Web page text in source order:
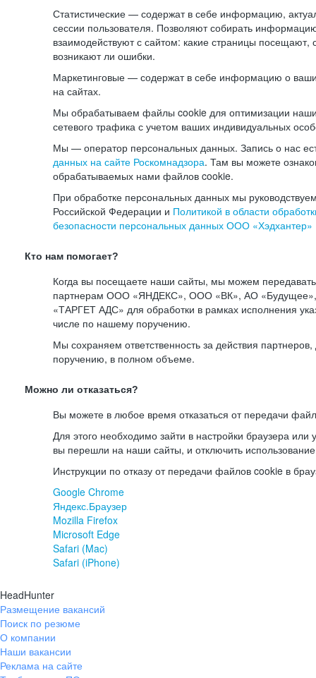
Статистические — содержат в себе информацию,
сессии пользователя. Позволяют собирать
взаимодействуют с сайтом: какие страницы посещают,
возникают ли ошибки.
Маркетинговые — содержат в себе информацию о
на сайтах.
Мы обрабатываем файлы cookie для оптимизации
сетевого трафика с учетом ваших индивидуальных
Мы — оператор персональных данных. Запись о нас
данных на сайте Роскомнадзора. Там вы можете
обрабатываемых нами файлов cookie.
При обработке персональных данных мы
Российской Федерации и Политикой в области
безопасности персональных данных ООО «Хэдхантер»
Кто нам помогает?
Когда вы посещаете наши сайты, мы можем
партнерам ООО «ЯНДЕКС», ООО «ВК», АО
«ТАРГЕТ АДС» для обработки в рамках исполнения
числе по нашему поручению.
Мы сохраняем ответственность за действия
поручению, в полном объеме.
Можно ли отказаться?
Вы можете в любое время отказаться от передачи
Для этого необходимо зайти в настройки браузера или
вы перешли на наши сайты, и отключить
Инструкции по отказу от передачи файлов cookie в
Google Chrome
Яндекс.Браузер
Mozilla Firefox
Microsoft Edge
Safari (Mac)
Safari (iPhone)
HeadHunter
Размещение вакансий
Поиск по резюме
О компании
Наши вакансии
Реклама на сайте